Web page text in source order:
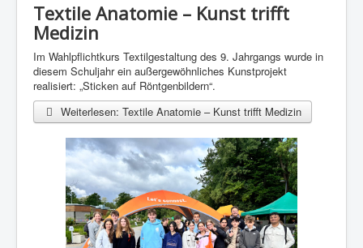
Textile Anatomie – Kunst trifft
Medizin
Im Wahlpflichtkurs Textilgestaltung des 9. Jahrgangs wurde in
diesem Schuljahr ein außergewöhnliches Kunstprojekt
realisiert: „Sticken auf Röntgenbildern“.
Weiterlesen: Textile Anatomie – Kunst trifft Medizin